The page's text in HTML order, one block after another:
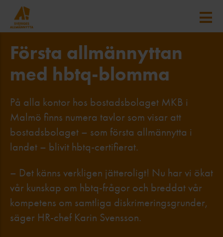
Första allmännyttan
med hbtq-blomma
På alla kontor hos bostadsbolaget MKB i
Malmö finns numera tavlor som visar att
bostadsbolaget – som första allmännytta i
landet – blivit hbtq-certifierat.
– Det känns verkligen jätteroligt! Nu har vi ökat
vår kunskap om hbtq-frågor och breddat vår
kompetens om samtliga diskrimeringsgrunder,
säger HR-chef Karin Svensson.